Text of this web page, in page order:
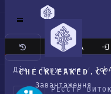
CHECKLEAKED.CC
Завантаження
Класичний сайт
Дім / Порушення /
РЕЄСТР